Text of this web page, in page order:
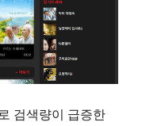
검색량이 급증한